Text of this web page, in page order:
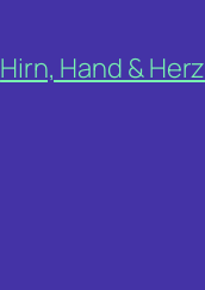
Hirn, Hand & Herz